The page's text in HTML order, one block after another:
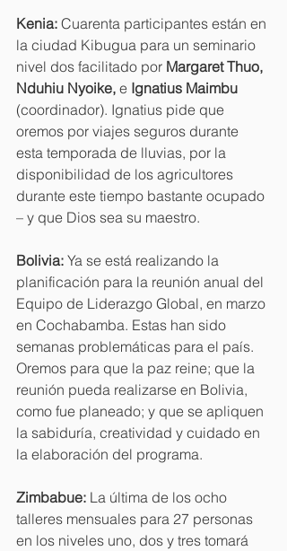
Kenia: Cuarenta participantes están en
la ciudad Kibugua para un seminario
nivel dos facilitado por Margaret Thuo,
Nduhiu Nyoike, e Ignatius Maimbu
(coordinador). Ignatius pide que
oremos por viajes seguros durante
esta temporada de lluvias, por la
disponibilidad de los agricultores
durante este tiempo bastante ocupado
– y que Dios sea su maestro.
Bolivia: Ya se está realizando la
planificación para la reunión anual del
Equipo de Liderazgo Global, en marzo
en Cochabamba. Estas han sido
semanas problemáticas para el país.
Oremos para que la paz reine; que la
reunión pueda realizarse en Bolivia,
como fue planeado; y que se apliquen
la sabiduría, creatividad y cuidado en
la elaboración del programa.
Zimbabue: La última de los ocho
talleres mensuales para 27 personas
en los niveles uno, dos y tres tomará